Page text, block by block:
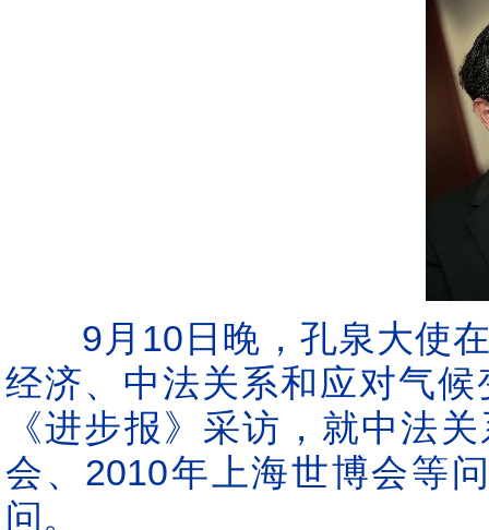
9月10日晚，孔泉大使在
经济、中法关系和应对气
《进步报》采访，就中法
会、2010年上海世博会等
问。